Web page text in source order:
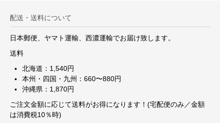
配送・送料について
日本郵便、ヤマト運輸、西濃運輸でお届け致します。
送料
北海道：1,540円
本州・四国・九州：660〜880円
沖縄県：1,870円
ご注文金額に応じて送料がお得になります！(宅配便のみ／金額
は消費税10％時)